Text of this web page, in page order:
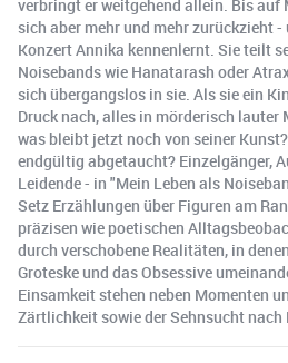
verbringt er weitgehend allein. Bis auf
sich aber mehr und mehr zurückzieht
Konzert Annika kennenlernt. Sie teilt
Noisebands wie Hanatarash oder
sich übergangslos in sie. Als sie ein
Druck nach, alles in mörderisch lauter
was bleibt jetzt noch von seiner
endgültig abgetaucht? Einzelgänger,
Leidende - in "Mein Leben als
Setz Erzählungen über Figuren am
präzisen wie poetischen
durch verschobene Realitäten, in
Groteske und das Obsessive
Einsamkeit stehen neben Momenten
Zärtlichkeit sowie der Sehnsucht nach